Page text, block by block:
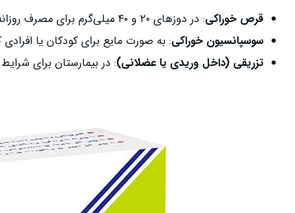
قرص خوراکی: در دوزهای ۲۰ و ۴۰ میلی‌گرم برای مصرف روزانه تجویز می‌شود.
سوسپانسیون خوراکی: به صورت مایع برای کودکان یا افرادی
تزریقی (داخل وریدی یا عضلانی): در بیمارستان برای